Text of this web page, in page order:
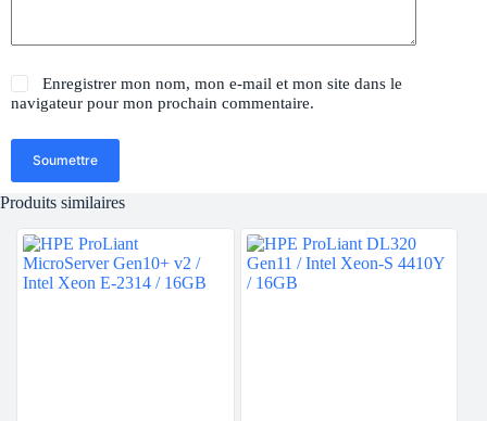
Enregistrer mon nom, mon e-mail et mon site dans le
navigateur pour mon prochain commentaire.
Soumettre
Produits similaires